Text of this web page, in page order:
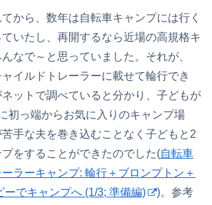
から、数年は自転車キャンプには行く
いたし、再開するなら近場の高規格キ
なで～と思っていました。それが、
ャイルドトレーラーに載せて輪行でき
ットで調べていると分かり、子どもが
初っ端からお気に入りのキャンプ場
手な夫を巻き込むことなく子どもと2
をすることができたのでした(自転車
ラーキャンプ: 輪行＋ブロンプトン＋
ーでキャンプへ (1/3; 準備編)
)。参考